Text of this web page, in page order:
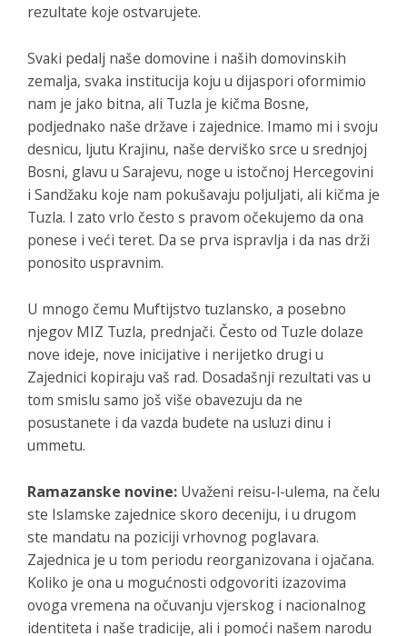
rezultate koje ostvarujete.
Svaki pedalj naše domovine i naših domovinskih
zemalja, svaka institucija koju u dijaspori oformimio
nam je jako bitna, ali Tuzla je kičma Bosne,
podjednako naše države i zajednice. Imamo mi i svoju
desnicu, ljutu Krajinu, naše derviško srce u srednjoj
Bosni, glavu u Sarajevu, noge u istočnoj Hercegovini
i Sandžaku koje nam pokušavaju poljuljati, ali kičma je
Tuzla. I zato vrlo često s pravom očekujemo da ona
ponese i veći teret. Da se prva ispravlja i da nas drži
ponosito uspravnim.
U mnogo čemu Muftijstvo tuzlansko, a posebno
njegov MIZ Tuzla, prednjači. Često od Tuzle dolaze
nove ideje, nove inicijative i nerijetko drugi u
Zajednici kopiraju vaš rad. Dosadašnji rezultati vas u
tom smislu samo još više obavezuju da ne
posustanete i da vazda budete na usluzi dinu i
ummetu.
Ramazanske novine: Uvaženi reisu-l-ulema, na čelu
ste Islamske zajednice skoro deceniju, i u drugom
ste mandatu na poziciji vrhovnog poglavara.
Zajednica je u tom periodu reorganizovana i ojačana.
Koliko je ona u mogućnosti odgovoriti izazovima
ovoga vremena na očuvanju vjerskog i nacionalnog
identiteta i naše tradicije, ali i pomoći našem narodu